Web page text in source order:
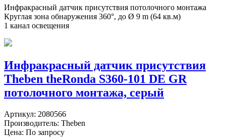
Инфракрасный датчик присутствия потолочного монтажа
Круглая зона обнаружения 360°, до Ø 9 m (64 кв.м)
1 канал освещения
Инфракрасный датчик присутствия
Theben theRonda S360-101 DE GR
потолочного монтажа, серый
Артикул: 2080566
Производитель: Theben
Цена: По запросу